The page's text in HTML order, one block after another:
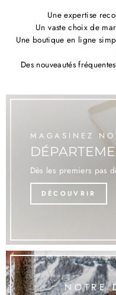
Une expertise
Un vaste choix de
Une boutique en ligne
Des nouveautés
MAGASINEZ
Dès les premiers pas
DÉCOUVRIR
NOTRE